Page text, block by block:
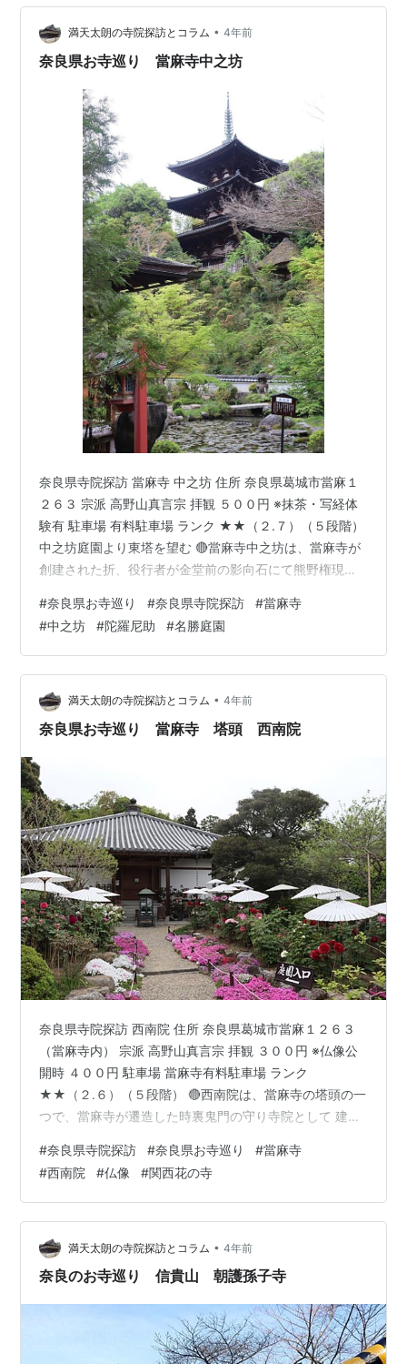
満天太朗の寺院探訪とコラム • 4年前
奈良県お寺巡り 當麻寺中之坊
奈良県寺院探訪 當麻寺 中之坊 住所 奈良県葛城市當麻１
２６３ 宗派 高野山真言宗 拝観 ５００円 ※抹茶・写経体
験有 駐車場 有料駐車場 ランク ★★（２.７）（５段階）
中之坊庭園より東塔を望む 🔴當麻寺中之坊は、當麻寺が
創建された折、役行者が金堂前の影向石にて熊野権現を
実雅が、道場を住坊として 中院を造り、受け継がれたの
が中之坊です。弘法大師空海が真言密教を伝えて以来 當
麻寺筆頭の真言宗寺院として今日に至ります。 中之坊に
は、役行者が伝えたとされる、和漢胃腸薬の「陀羅尼
助」を販売しています 江戸時代に吉野大峰と本家争いが
起こり、大岡越前…
#奈良県お寺巡り #奈良県寺院探訪 #當麻寺
#中之坊 #陀羅尼助 #名勝庭園
満天太朗の寺院探訪とコラム • 4年前
奈良県お寺巡り 當麻寺 塔頭 西南院
奈良県寺院探訪 西南院 住所 奈良県葛城市當麻１２６３
（當麻寺内） 宗派 高野山真言宗 拝観 ３００円 ※仏像公
開時 ４００円 駐車場 當麻寺有料駐車場 ランク
★★（２.６）（５段階） 🔴西南院は、當麻寺の塔頭の一
つで、當麻寺が遷造した時裏鬼門の守り寺院として 建立
期・聖観音立像（重文） 弘仁期・千手観音立像（重文）
藤原期があります。また江戸初期の池泉回遊式庭園 に
は、水琴窟がある。写真は、ぼたん（4月中旬～５月上
旬）で夏はあじさい・秋は もみじ・冬はぼたんなど季節
の花々が迎えてくれます。 西南院庭園と西塔 ※ぴんぼけ
です。 西南院より西塔を望…
#奈良県寺院探訪 #奈良県お寺巡り #當麻寺
#西南院 #仏像 #関西花の寺
満天太朗の寺院探訪とコラム • 4年前
奈良のお寺巡り 信貴山 朝護孫子寺